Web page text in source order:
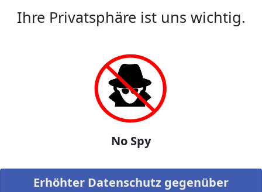
Ihre Privatsphäre ist uns wichtig.
No Spy
Erhöhter Datenschutz gegenüber